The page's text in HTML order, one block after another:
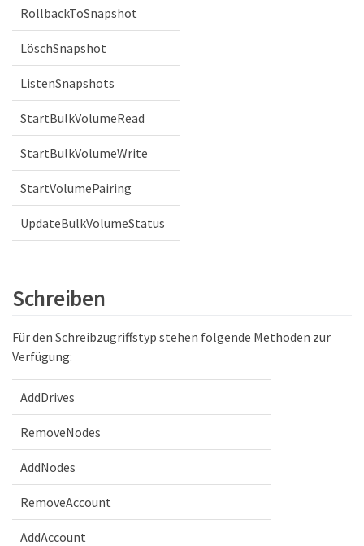
RollbackToSnapshot
LöschSnapshot
ListenSnapshots
StartBulkVolumeRead
StartBulkVolumeWrite
StartVolumePairing
UpdateBulkVolumeStatus
Schreiben
Für den Schreibzugriffstyp stehen folgende Methoden zur
Verfügung:
AddDrives
RemoveNodes
AddNodes
RemoveAccount
AddAccount